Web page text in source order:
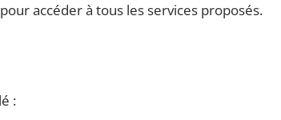
accéder à tous les services proposés.
: